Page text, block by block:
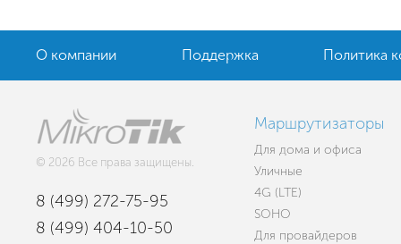
О компании Поддержка Политика
© 2026 Все права защищены.
8 (499) 272-75-95
8 (499) 404-10-50
Маршрутизаторы
Для дома и офиса
Уличные
4G (LTE)
SOHO
Для провайдеров